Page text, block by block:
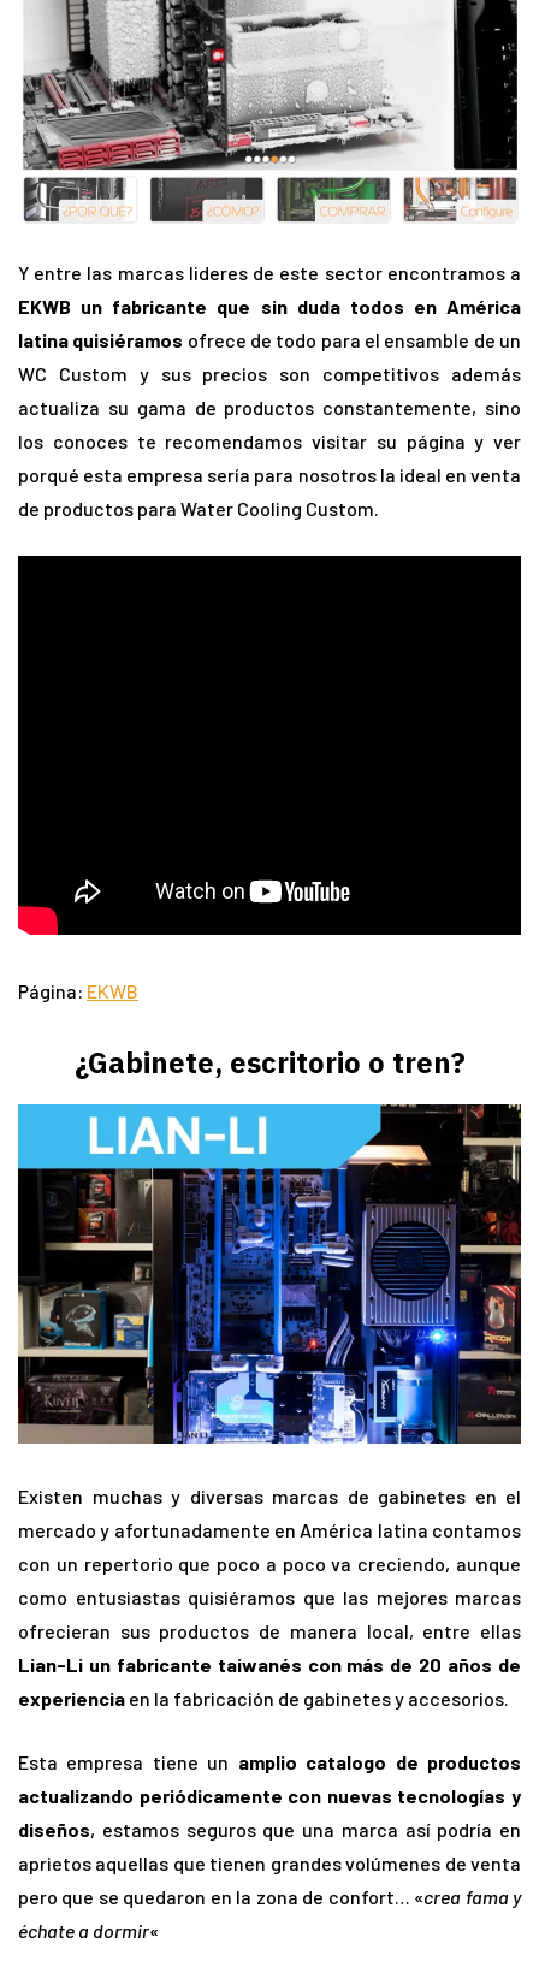
Y entre las marcas lideres de este sector encontramos a
EKWB un fabricante que sin duda todos en América
latina quisiéramos ofrece de todo para el ensamble de un
WC Custom y sus precios son competitivos además
actualiza su gama de productos constantemente, sino
los conoces te recomendamos visitar su página y ver
porqué esta empresa sería para nosotros la ideal en venta
de productos para Water Cooling Custom.
Página: EKWB
¿Gabinete, escritorio o tren?
Existen muchas y diversas marcas de gabinetes en el
mercado y afortunadamente en América latina contamos
con un repertorio que poco a poco va creciendo, aunque
como entusiastas quisiéramos que las mejores marcas
ofrecieran sus productos de manera local, entre ellas
Lian-Li un fabricante taiwanés con más de 20 años de
experiencia en la fabricación de gabinetes y accesorios.
Esta empresa tiene un amplio catalogo de productos
actualizando periódicamente con nuevas tecnologías y
diseños, estamos seguros que una marca así podría en
aprietos aquellas que tienen grandes volúmenes de venta
pero que se quedaron en la zona de confort… «crea fama y
échate a dormir«